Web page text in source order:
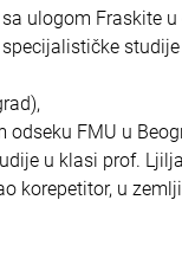
ulogom Fraskite
odseku FMU u
u klasi prof.
korepetitor, u